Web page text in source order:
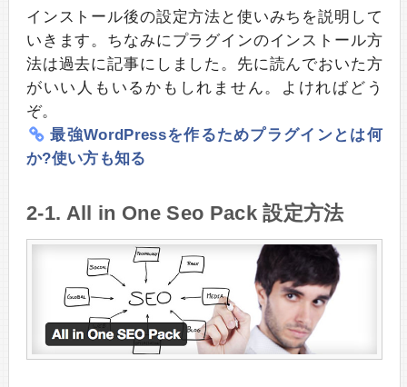
インストール後の設定方法と使いみちを説明して
いきます。ちなみにプラグインのインストール方
法は過去に記事にしました。先に読んでおいた方
がいい人もいるかもしれません。よければどう
ぞ。
最強WordPressを作るためプラグインとは何
か?使い方も知る
2-1. All in One Seo Pack 設定方法